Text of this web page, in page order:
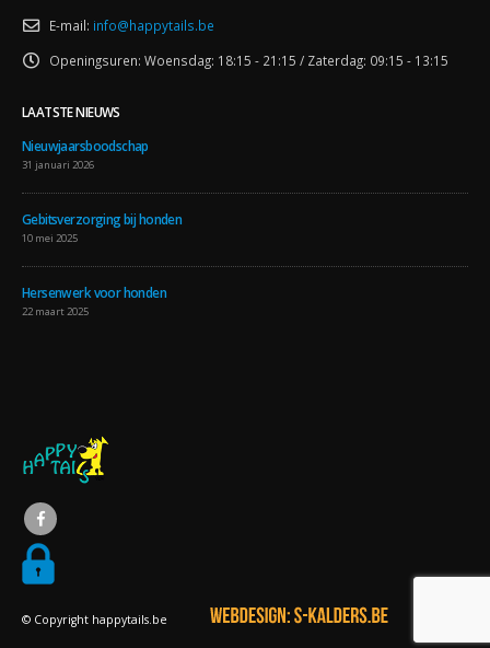
E-mail: info@happytails.be
Openingsuren: Woensdag: 18:15 - 21:15 / Zaterdag: 09:15 - 13:15
LAATSTE NIEUWS
Nieuwjaarsboodschap
31 januari 2026
Gebitsverzorging bij honden
10 mei 2025
Hersenwerk voor honden
22 maart 2025
© Copyright happytails.be